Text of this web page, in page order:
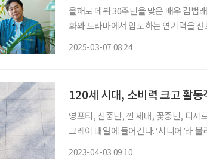
올해로 데뷔 30주년을 맞은 배우 김법
화와 드라마에서 압도하는 연기력을
2025-03-07 08:24
120세 시대, 소비력 크고 활동
영포티, 신중년, 낀 세대, 꽃중년, 디지
그레이 대열에 들어간다. ‘시니어’라
2023-04-03 09:10